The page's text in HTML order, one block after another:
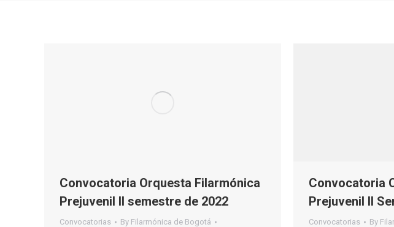
Convocatoria Orquesta Filarmónica
Prejuvenil II semestre de 2022
Convocatorias By Filarmónica de Bogotá
Convocatoria
Prejuvenil II
Convocatorias By